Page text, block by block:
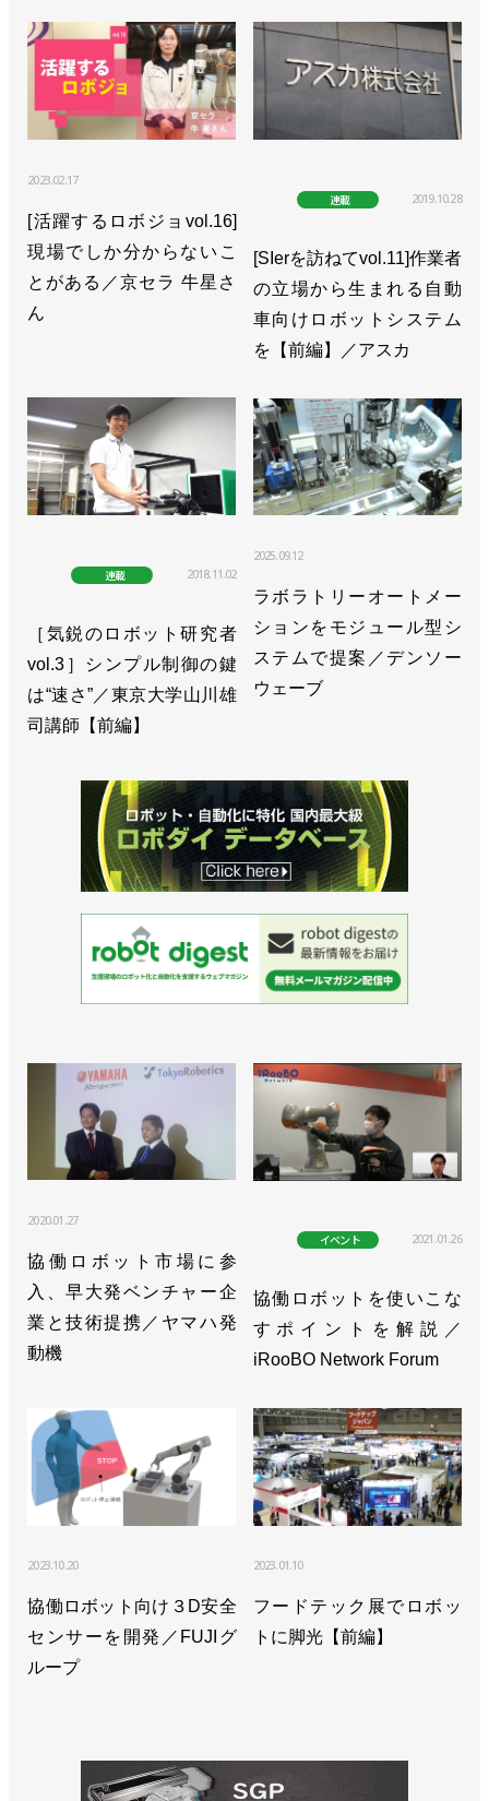
>>ユーザーのロボット活用を支援するプログラムを
開始／ユニバーサルロボット
>>[2023国際ロボット展リポートvol.13]協働ロボッ
トの普及はまだまだ“初期段階”／ユニバーサルロボ
>>30kg可搬の協働ロボット発売！ 高可搬だがコン
パクトで軽量／ユニバーサルロボット
>>「URアカデミー」の受講者数が全世界で20万人
突破／ユニバーサルロボット
けに／ユニバーサルロボット
>>ハイオスの電動ドライバーがUR＋認証取得／ユ
ニバーサルロボット
ーを開催／ユニバーサルロボット
>>パートナー企業35社とオンライン展、９月12日か
ら／ユニバーサルロボット
>>四国、中部のSIerがURの認定取得／ユニバーサル
ロボット
開始／ユニバーサルロボット
>>パートナー27社とオンライン展開催／ユニバーサ
ルロボット
>>認定トレーニングセンターを拡充／ユニバーサル
ロボット
>>ナベルHDのロボットカバーをUR+製品として認
>>日東工器の電動ドライバーをUR+製品として認証
／ユニバーサルロボット
>>過去最高の売上高を達成／ユニバーサルロボット
>>板金工場の溶接工程に協働ロボットが採用／ユニ
バーサルロボット
>>UR10eの可搬質量を25％向上／ユニバーサルロボ
>>協働ロボットのオンライン展を開催／ユニバーサ
ルロボット
>>新社長にキム・ポヴルセン氏／ユニバーサルロボ
>>協働ロボットのバーチャル展開催、２月19日まで
／ユニバーサルロボット
>>世界で累計販売台数５万台を達成／ユニバーサル
>>全国５都市に認定トレーニングセンター開設／ユ
ニバーサルロボット
2023.02.17
[活躍するロボジョvol.16]
現場でしか分からないこ
とがある／京セラ 牛星さ
ん
連載 2019.10.28
[SIerを訪ねてvol.11]作業者
の立場から生まれる自動
車向けロボットシステム
を【前編】／アスカ
連載 2018.11.02
［気鋭のロボット研究者
vol.3］シンプル制御の鍵
は“速さ”／東京大学山川雄
司講師【前編】
2025.09.12
ラボラトリーオートメー
ションをモジュール型シ
ステムで提案／デンソー
ウェーブ
2020.01.27
協働ロボット市場に参
入、早大発ベンチャー企
業と技術提携／ヤマハ発
動機
イベント 2021.01.26
協働ロボットを使いこな
すポイントを解説／
iRooBO Network Forum
2023.10.20
協働ロボット向け３D安全
センサーを開発／FUJIグ
ループ
2023.01.10
フードテック展でロボッ
トに脚光【前編】